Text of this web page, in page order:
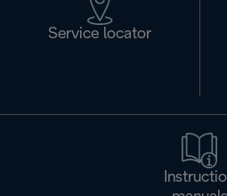
Service locator